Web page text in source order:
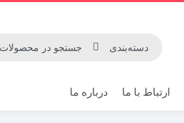
ارتباط با ما درباره ما